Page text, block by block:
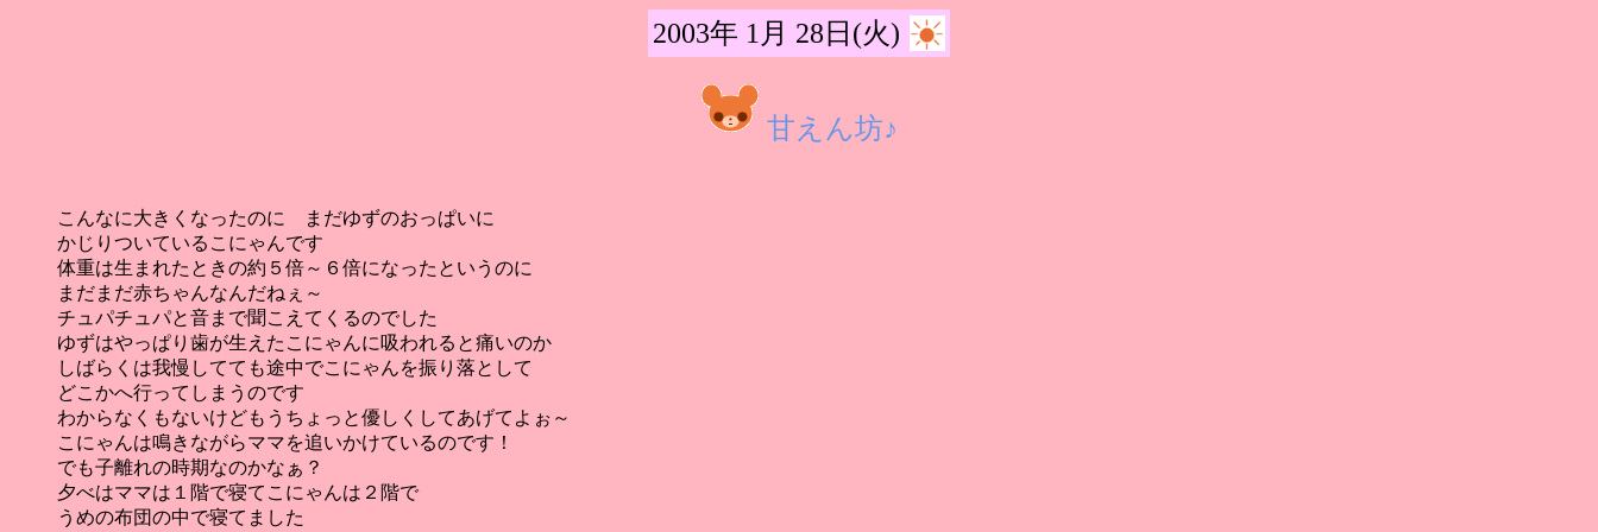
2003年 1月 28日(火)
甘えん坊♪
こんなに大きくなったのに まだゆずのおっぱいに
かじりついているこにゃんです
体重は生まれたときの約５倍～６倍になったというのに
まだまだ赤ちゃんなんだねぇ～
チュパチュパと音まで聞こえてくるのでした
ゆずはやっぱり歯が生えたこにゃんに吸われると痛いのか
しばらくは我慢してても途中でこにゃんを振り落として
どこかへ行ってしまうのです
わからなくもないけどもうちょっと優しくしてあげてよぉ～
こにゃんは鳴きながらママを追いかけているのです！
でも子離れの時期なのかなぁ？
夕べはママは１階で寝てこにゃんは２階で
うめの布団の中で寝てました